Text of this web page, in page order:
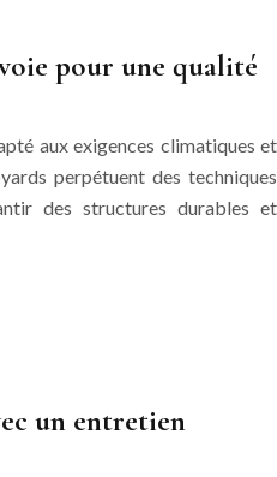
pour une qualité
aux exigences climatiques et
perpétuent des techniques
des structures durables et
un entretien